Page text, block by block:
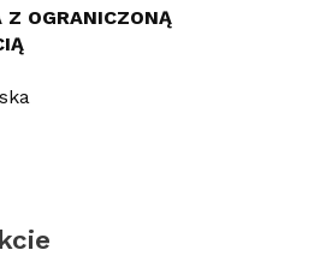
Z OGRANICZONĄ